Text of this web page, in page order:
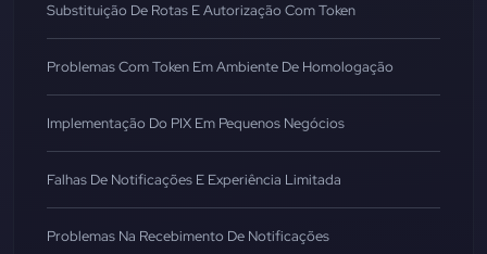
Substituição De Rotas E Autorização Com Token
Problemas Com Token Em Ambiente De Homologação
Implementação Do PIX Em Pequenos Negócios
Falhas De Notificações E Experiência Limitada
Problemas Na Recebimento De Notificações